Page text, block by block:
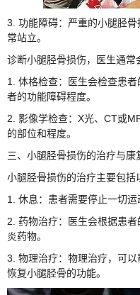
3. 功能障碍：严重的小腿胫
常站立。
诊断小腿胫骨损伤，医生通常
1. 体格检查：医生会检查患
者的功能障碍程度。
2. 影像学检查：X光、CT或
的部位和程度。
三、小腿胫骨损伤的治疗与康
小腿胫骨损伤的治疗主要包括
1. 休息：患者需要停止一切运
2. 药物治疗：医生会根据患
炎药物。
3. 物理治疗：物理治疗，可
恢复小腿胫骨的功能。